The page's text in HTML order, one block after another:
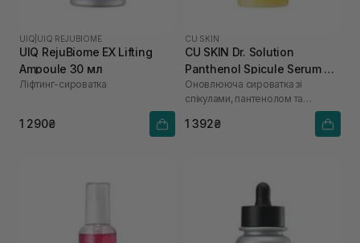
UIQ UIQ REJUBIOME
UIQ RejuBiome EX Lifting
Ampoule 30 мл
Ліфтинг-сироватка
1 290₴
CU SKIN
CU SKIN Dr. Solution
Panthenol Spicule Serum 30
мл
Оновлююча сироватка зі
спікулами, пантенолом та
1 392₴